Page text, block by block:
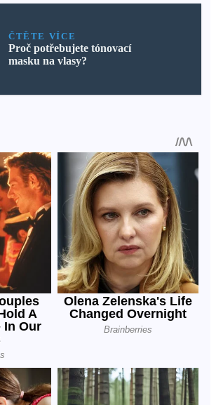
ČTĚTE VÍCE
Proč potřebujete tónovací
masku na vlasy?